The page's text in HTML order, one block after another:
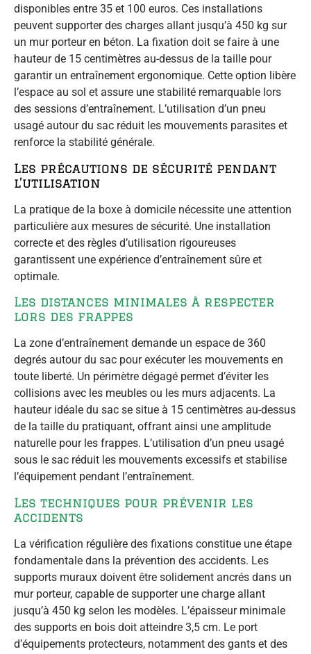
disponibles entre 35 et 100 euros. Ces installations
peuvent supporter des charges allant jusqu’à 450 kg sur
un mur porteur en béton. La fixation doit se faire à une
hauteur de 15 centimètres au-dessus de la taille pour
garantir un entraînement ergonomique. Cette option libère
l’espace au sol et assure une stabilité remarquable lors
des sessions d’entraînement. L’utilisation d’un pneu
usagé autour du sac réduit les mouvements parasites et
renforce la stabilité générale.
Les précautions de sécurité pendant
l’utilisation
La pratique de la boxe à domicile nécessite une attention
particulière aux mesures de sécurité. Une installation
correcte et des règles d’utilisation rigoureuses
garantissent une expérience d’entraînement sûre et
optimale.
Les distances minimales à respecter
lors des frappes
La zone d’entraînement demande un espace de 360
degrés autour du sac pour exécuter les mouvements en
toute liberté. Un périmètre dégagé permet d’éviter les
collisions avec les meubles ou les murs adjacents. La
hauteur idéale du sac se situe à 15 centimètres au-dessus
de la taille du pratiquant, offrant ainsi une amplitude
naturelle pour les frappes. L’utilisation d’un pneu usagé
sous le sac réduit les mouvements excessifs et stabilise
l’équipement pendant l’entraînement.
Les techniques pour prévenir les
accidents
La vérification régulière des fixations constitue une étape
fondamentale dans la prévention des accidents. Les
supports muraux doivent être solidement ancrés dans un
mur porteur, capable de supporter une charge allant
jusqu’à 450 kg selon les modèles. L’épaisseur minimale
des supports en bois doit atteindre 3,5 cm. Le port
d’équipements protecteurs, notamment des gants et des